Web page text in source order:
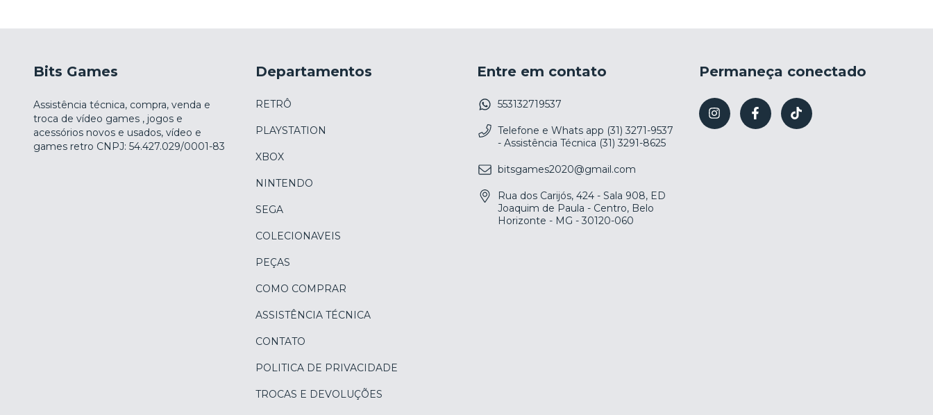
Bits Games
Assistência técnica, compra, venda e
troca de vídeo games , jogos e
acessórios novos e usados, vídeo e
games retro CNPJ: 54.427.029/0001-83
Departamentos
RETRÔ
PLAYSTATION
XBOX
NINTENDO
SEGA
COLECIONAVEIS
PEÇAS
COMO COMPRAR
ASSISTÊNCIA TÉCNICA
CONTATO
POLITICA DE PRIVACIDADE
TROCAS E DEVOLUÇÕES
Entre em contato
553132719537
Telefone e Whats app (31) 3271-9537
- Assistência Técnica (31) 3291-8625
bitsgames2020@gmail.com
Rua dos Carijós, 424 - Sala 908, ED
Joaquim de Paula - Centro, Belo
Horizonte - MG - 30120-060
Permaneça conectado